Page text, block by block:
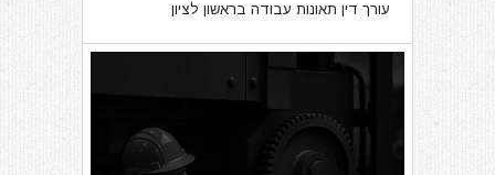
מרץ
עורך דין תאונות עבודה בראשון לציון